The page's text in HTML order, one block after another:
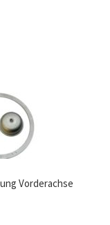
Vorderachse